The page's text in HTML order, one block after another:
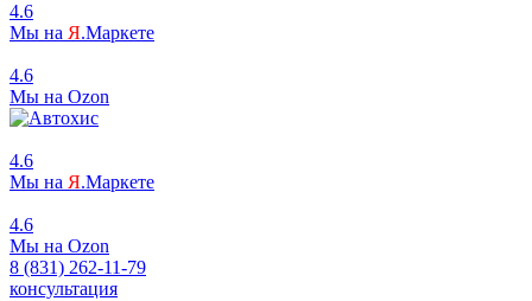
4.6
Мы на Я.Маркете
4.6
Мы на Ozon
4.6
Мы на Я.Маркете
4.6
Мы на Ozon
8 (831) 262-11-79
консультация